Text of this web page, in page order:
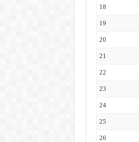
18
19
20
21
22
23
24
25
26